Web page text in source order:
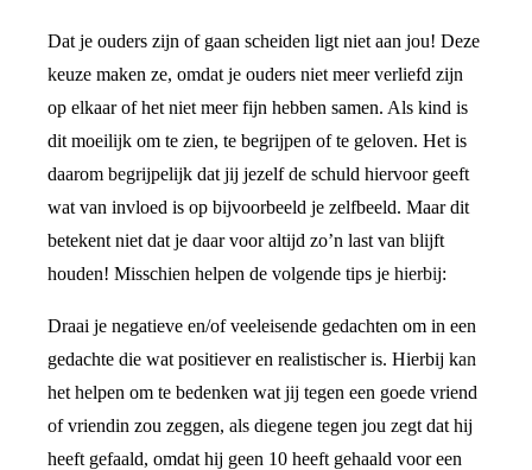
Dat je ouders zijn of gaan scheiden ligt niet aan jou! Deze
keuze maken ze, omdat je ouders niet meer verliefd zijn
op elkaar of het niet meer fijn hebben samen. Als kind is
dit moeilijk om te zien, te begrijpen of te geloven. Het is
daarom begrijpelijk dat jij jezelf de schuld hiervoor geeft
wat van invloed is op bijvoorbeeld je zelfbeeld. Maar dit
betekent niet dat je daar voor altijd zo’n last van blijft
houden! Misschien helpen de volgende tips je hierbij:
Draai je negatieve en/of veeleisende gedachten om in een
gedachte die wat positiever en realistischer is. Hierbij kan
het helpen om te bedenken wat jij tegen een goede vriend
of vriendin zou zeggen, als diegene tegen jou zegt dat hij
heeft gefaald, omdat hij geen 10 heeft gehaald voor een